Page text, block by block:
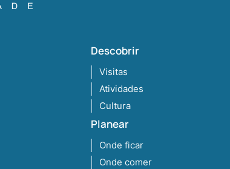
Descobrir
Visitas
Atividades
Cultura
Planear
Onde ficar
Onde comer